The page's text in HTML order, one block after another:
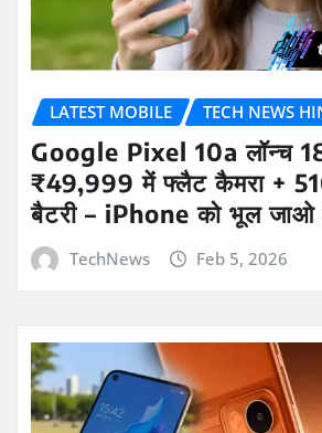
LATEST MOBILE TECH NEWS
Google Pixel 10a लॉन्च
₹49,999 में फ्लैट कैमरा +
बैटरी – iPhone को भूल जाओ
TechNews Feb 5, 2026